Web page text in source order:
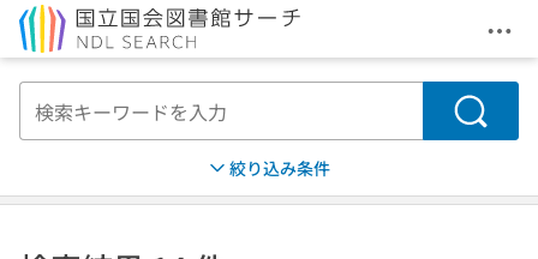
メ
検索
絞り込み条件